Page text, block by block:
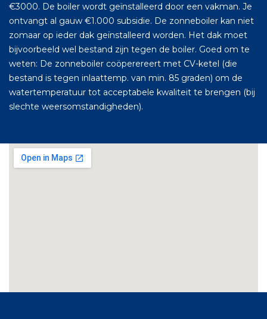
€3000. De boiler wordt geïnstalleerd door een vakman. Je
ontvangt al gauw €1.000 subsidie. De zonneboiler kan niet
zomaar op ieder dak geïnstalleerd worden. Het dak moet
bijvoorbeeld wel bestand zijn tegen de boiler. Goed om te
weten: De zonneboiler coöperereert met CV-ketel (die
bestand is tegen inlaattemp. van min. 85 graden) om de
watertemperatuur tot acceptabele kwaliteit te brengen (bij
slechte weersomstandigheden).